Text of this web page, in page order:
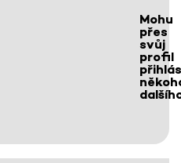
Mohu
přes
svůj
profil